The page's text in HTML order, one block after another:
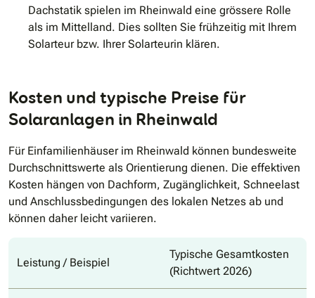
Dachstatik spielen im Rheinwald eine grössere Rolle
als im Mittelland. Dies sollten Sie frühzeitig mit Ihrem
Solarteur bzw. Ihrer Solarteurin klären.
Kosten und typische Preise für
Solaranlagen in Rheinwald
Für Einfamilienhäuser im Rheinwald können bundesweite
Durchschnittswerte als Orientierung dienen. Die effektiven
Kosten hängen von Dachform, Zugänglichkeit, Schneelast
und Anschlussbedingungen des lokalen Netzes ab und
können daher leicht variieren.
Leistung / Beispiel
Typische Gesamtkosten
(Richtwert 2026)